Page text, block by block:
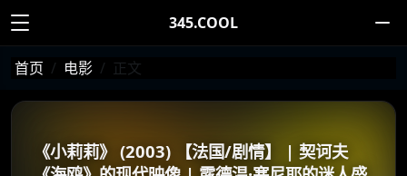
345.COOL
首页 电影 正文
《小莉莉》 (2003) 【法国/剧情】 | 契诃夫